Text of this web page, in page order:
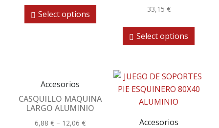
Select options 33,15 €
Select options
Accesorios
CASQUILLO MAQUINA
LARGO ALUMINIO
6,88€ – 12,06€
Accesorios